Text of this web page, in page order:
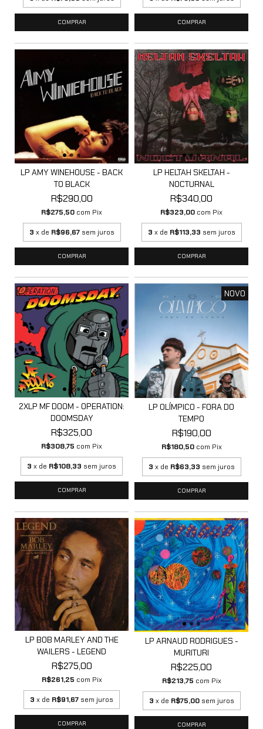
LP AMY WINEHOUSE - BACK
TO BLACK
R$290,00
R$275,50 com Pix
3 x de R$96,67 sem juros
LP HELTAH SKELTAH -
NOCTURNAL
R$340,00
R$323,00 com Pix
3 x de R$113,33 sem juros
2XLP MF DOOM - OPERATION:
DOOMSDAY
R$325,00
R$308,75 com Pix
3 x de R$108,33 sem juros
NOVO
LP OLÍMPICO - FORA DO
TEMPO
R$190,00
R$180,50 com Pix
3 x de R$63,33 sem juros
LP BOB MARLEY AND THE
WAILERS - LEGEND
R$275,00
R$261,25 com Pix
3 x de R$91,67 sem juros
LP ARNAUD RODRIGUES -
MURITURI
R$225,00
R$213,75 com Pix
3 x de R$75,00 sem juros